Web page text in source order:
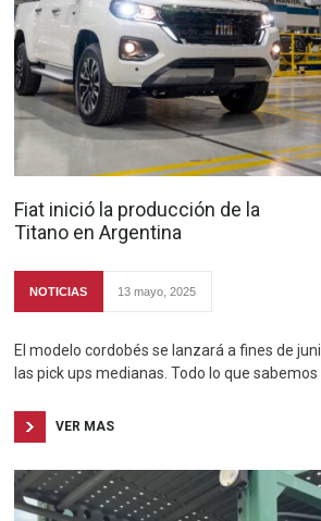
Fiat inició la producción de la
Titano en Argentina
NOTICIAS 13 mayo, 2025
El modelo cordobés se lanzará a fines de
las pick ups medianas. Todo lo que
VER MAS